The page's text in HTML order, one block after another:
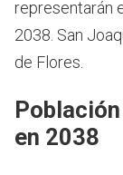
representarán
2038. San
de Flores.
en 2038